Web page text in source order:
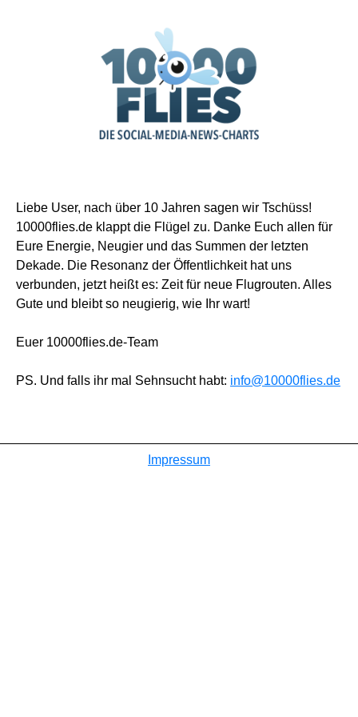
Liebe User, nach über 10 Jahren sagen wir Tschüss!
10000flies.de klappt die Flügel zu. Danke Euch allen für
Eure Energie, Neugier und das Summen der letzten
Dekade. Die Resonanz der Öffentlichkeit hat uns
verbunden, jetzt heißt es: Zeit für neue Flugrouten. Alles
Gute und bleibt so neugierig, wie Ihr wart!
Euer 10000flies.de-Team
PS. Und falls ihr mal Sehnsucht habt: info@10000flies.de
Impressum